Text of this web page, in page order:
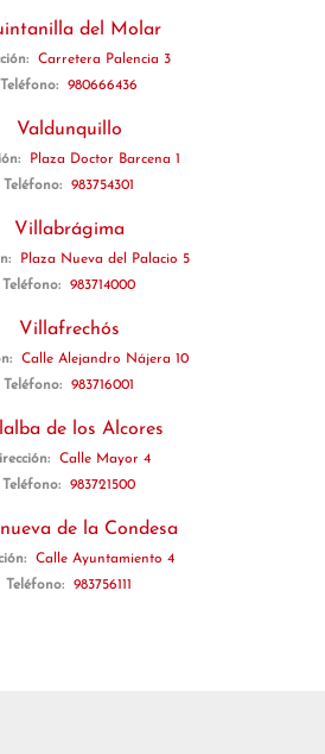
del Molar
Carretera Palencia 3
Teléfono:
980666436
Valdunquillo
Plaza Doctor Barcena 1
Teléfono:
983754301
Villabrágima
Plaza Nueva del Palacio 5
Teléfono:
983714000
Villafrechós
Calle Alejandro Nájera 10
Teléfono:
983716001
de los Alcores
Calle Mayor 4
Teléfono:
983721500
de la Condesa
Calle Ayuntamiento 4
Teléfono:
983756111